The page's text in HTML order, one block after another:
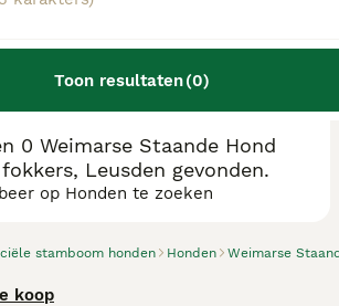
Toon resultaten(0)
stamboom honden Honden Weimarse
0 Weimarse Staande Hond
Leusden gevonden.
op Honden te zoeken
koop